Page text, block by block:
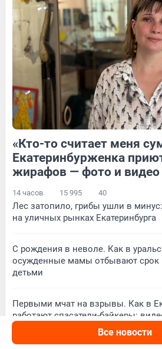
Все новости
35
151 Обсудить 38
«Кто-то считает меня
Екатеринбурженка
жирафов — фото и видео
14 часов 15 995 40
Лес затопило, грибы ушли в
на уличных рынках Екатеринбурга
С рождения в неволе. Как в
осужденные мамы отбывают срок
детьми
Первыми мчат на взрывы. Как в
работают спасатели-байкеры:
Секрет колючего деликатеса: что